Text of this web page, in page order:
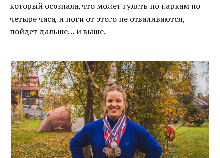
который осознала, что может гулять по паркам по
четыре часа, и ноги от этого не отваливаются,
пойдет дальше… и выше.